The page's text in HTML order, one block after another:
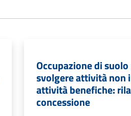
Occupazione di
svolgere attività non
attività benefiche:
concessione